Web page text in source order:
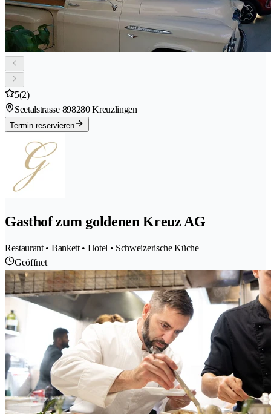
5(2)
Seetalstrasse 898280 Kreuzlingen
Termin reservieren
Gasthof zum goldenen Kreuz AG
Restaurant • Bankett • Hotel • Schweizerische Küche
Geöffnet